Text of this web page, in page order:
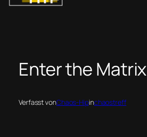
Enter the Matrix
Verfasst vonChaos-Hipinchaostreff